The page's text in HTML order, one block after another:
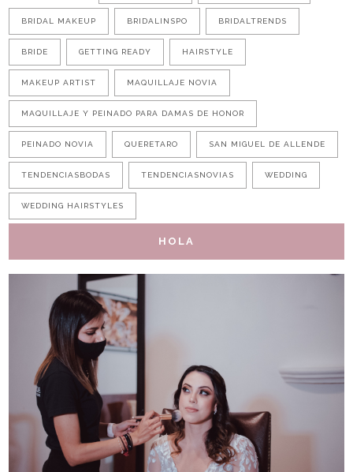
BRIDAL MAKEUP BRIDALINSPO BRIDALTRENDS
BRIDE GETTING READY HAIRSTYLE
MAKEUP ARTIST MAQUILLAJE NOVIA
MAQUILLAJE Y PEINADO PARA DAMAS DE HONOR
PEINADO NOVIA QUERETARO SAN MIGUEL DE ALLENDE
TENDENCIASBODAS TENDENCIASNOVIAS WEDDING
WEDDING HAIRSTYLES
HOLA